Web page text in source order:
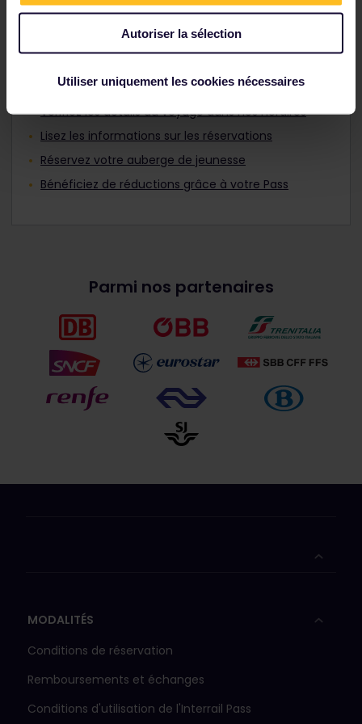
Autoriser la sélection
Utiliser uniquement les cookies nécessaires
Planifier un voyage
allemand :
Vérifiez les détails du voyage dans nos horaires
Lisez les informations sur les réservations
Réservez votre auberge de jeunesse
Bénéficiez de réductions grâce à votre Pass
Parmi nos partenaires
MODALITÉS
Conditions de réservation
Remboursements et échanges
Conditions d'utilisation de l'Interrail Pass